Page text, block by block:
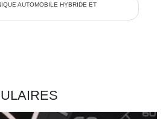
AUTOMOBILE HYBRIDE ET